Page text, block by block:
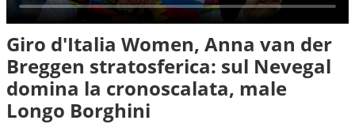
Giro d'Italia Women, Anna van der
Breggen stratosferica: sul Nevegal
domina la cronoscalata, male
Longo Borghini